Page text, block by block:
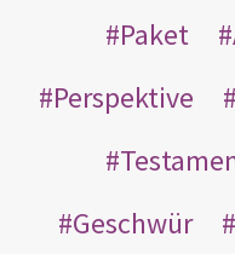
Paket
Perspektive
Geschwür